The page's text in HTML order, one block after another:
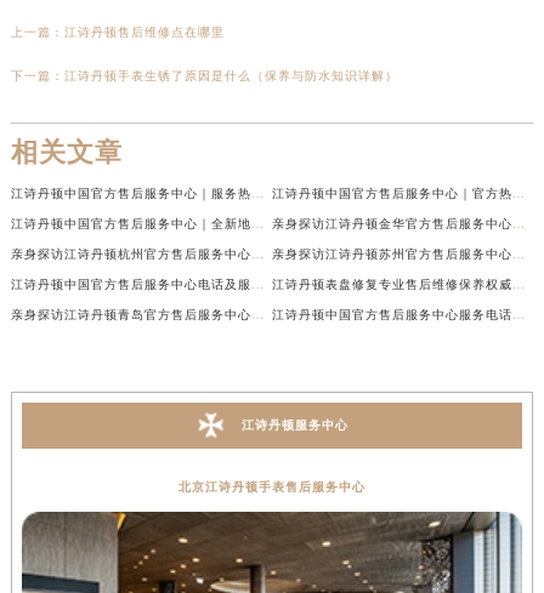
上一篇： 江诗丹顿售后维修点在哪里
下一篇： 江诗丹顿手表生锈了原因是什么（保养与防水知识详解）
相关文章
江诗丹顿服务中心
北京江诗丹顿手表售后服务中心